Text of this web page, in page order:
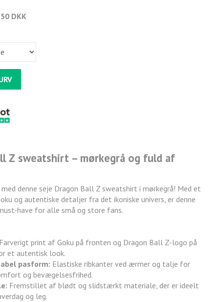
DKK
Z sweatshirt – mørkegrå og fuld af
denne seje Dragon Ball Z sweatshirt i mørkegrå! Med et
og autentiske detaljer fra det ikoniske univers, er denne
have for alle små og store fans.
print af Goku på fronten og Dragon Ball Z-logo på
et autentisk look.
pasform: Elastiske ribkanter ved ærmer og talje for
og bevægelsesfrihed.
Fremstillet af blødt og slidstærkt materiale, der er ideelt
og leg.